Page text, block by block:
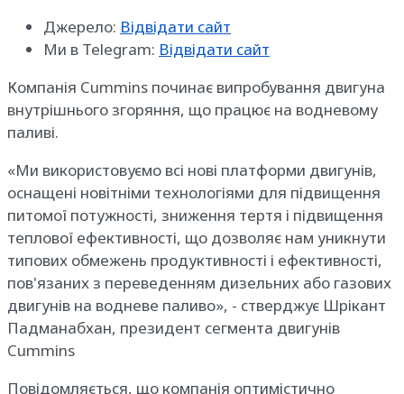
Джерело: Відвідати сайт
Ми в Telegram: Відвідати сайт
Компанія Cummins починає випробування двигуна
внутрішнього згоряння, що працює на водневому
паливі.
«Ми використовуємо всі нові платформи двигунів,
оснащені новітніми технологіями для підвищення
питомої потужності, зниження тертя і підвищення
теплової ефективності, що дозволяє нам уникнути
типових обмежень продуктивності і ефективності,
пов'язаних з переведенням дизельних або газових
двигунів на водневе паливо», - стверджує Шрікант
Падманабхан, президент сегмента двигунів
Cummins
Повідомляється, що компанія оптимістично